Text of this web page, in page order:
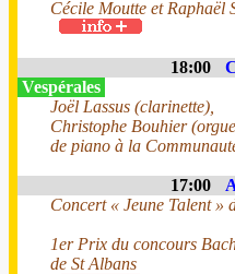
Cécile Moutte et Raphaël
18:00
Vespérales
Joël Lassus (clarinette),
Christophe Bouhier
de piano à la
17:00
Concert « Jeune Talent »
1er Prix du concours
de St Albans